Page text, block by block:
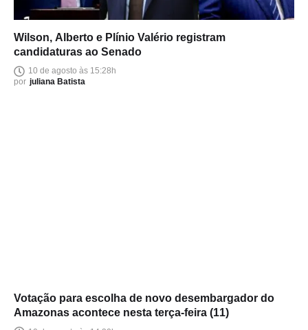
Wilson, Alberto e Plínio Valério registram
candidaturas ao Senado
10 de agosto às 15:28h
por juliana Batista
Votação para escolha de novo desembargador do
Amazonas acontece nesta terça-feira (11)